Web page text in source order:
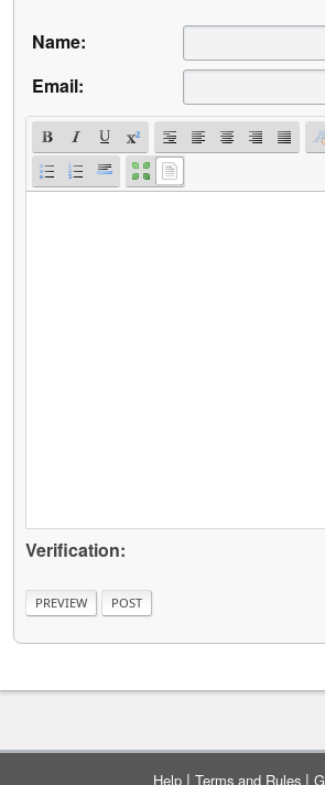
Name:
Email:
Verification:
Help | Terms and Rules |